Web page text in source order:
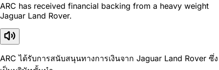
ARC has received financial backing from a heavy weight
Jaguar Land Rover.
ARC ได้รับการสนับสนุนทางการเงินจาก Jaguar Land Rover ซึ่ง